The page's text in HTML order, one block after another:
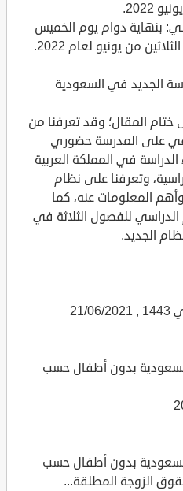
بنهاية دوام يوم الخميس
من يونيو لعام 2022.
الجديد في السعودية
المقال؛ وقد تعرفنا من
على المدرسة حضوري
الدراسة في المملكة العربية
وتعرفنا على نظام
المعلومات عنه، كما
الدراسي للفصول الثلاثة في
الجديد.
بدون أطفال حسب
بدون أطفال حسب
الزوجة المطلقة...